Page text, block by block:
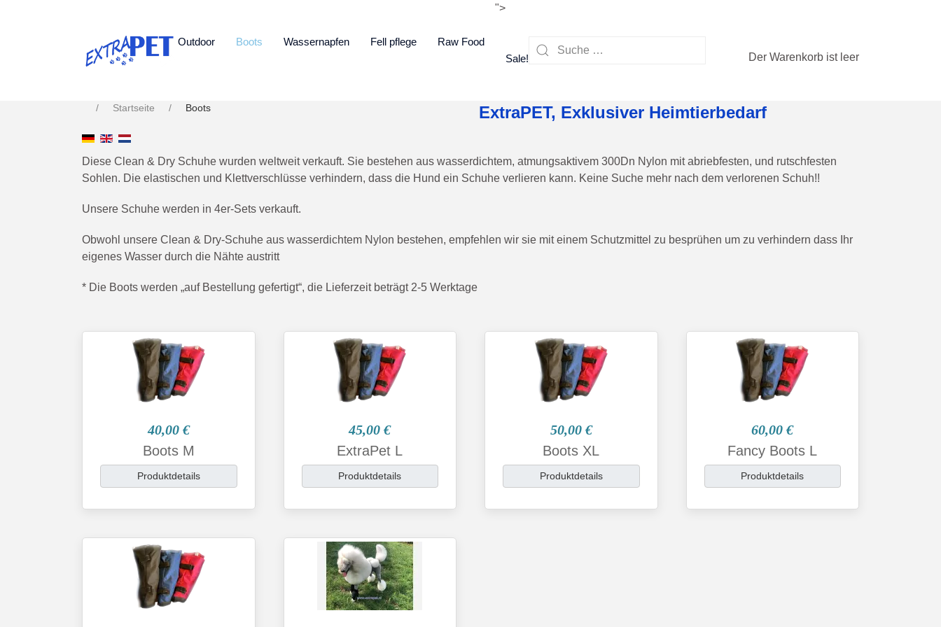
Outdoor Boots Wassernapfen Fell pflege Raw Food
">
Sale! Der Warenkorb ist leer
Startseite Boots ExtraPET, Exklusiver Heimtierbedarf
Diese Clean & Dry Schuhe wurden weltweit verkauft. Sie bestehen aus wasserdichtem, atmungsaktivem 300Dn Nylon mit abriebfesten, und rutschfesten
Sohlen. Die elastischen und Klettverschlüsse verhindern, dass die Hund ein Schuhe verlieren kann. Keine Suche mehr nach dem verlorenen Schuh!!
Unsere Schuhe werden in 4er-Sets verkauft.
Obwohl unsere Clean & Dry-Schuhe aus wasserdichtem Nylon bestehen, empfehlen wir sie mit einem Schutzmittel zu besprühen um zu verhindern dass Ihr
eigenes Wasser durch die Nähte austritt
* Die Boots werden „auf Bestellung gefertigt“, die Lieferzeit beträgt 2-5 Werktage
40,00 €
Boots M
Produktdetails
45,00 €
ExtraPet L
Produktdetails
50,00 €
Boots XL
Produktdetails
60,00 €
Fancy Boots L
Produktdetails